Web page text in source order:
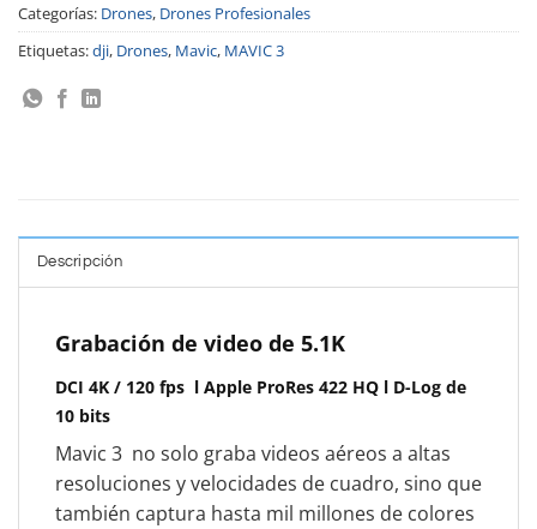
Categorías: Drones, Drones Profesionales
Etiquetas:dji, Drones, Mavic, MAVIC 3
Descripción
Grabación de video de 5.1K
DCI 4K / 120 fps l Apple ProRes 422 HQ l D-Log de
10 bits
Mavic 3 no solo graba videos aéreos a altas
resoluciones y velocidades de cuadro, sino que
también captura hasta mil millones de colores